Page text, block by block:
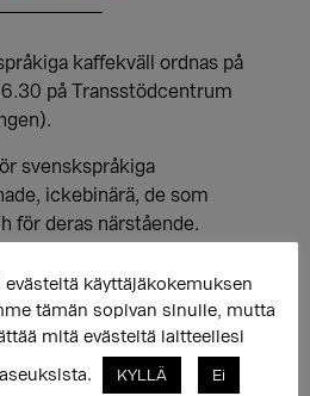
kaffekväll ordnas på
på Transstödcentrum
svenskspråkiga
ickebinärä, de som
för deras närstående.
själv eller att låta bli. Du kan
själv som känns bäst. Det är
rita, pyssla, se på film osv.
käyttäjäkokemuksen
tämän sopivan sinulle, mutta
mitä evästeitä laitteellesi
KYLLÄ Ei